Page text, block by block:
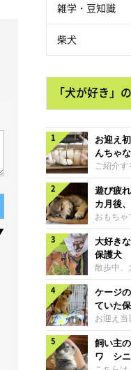
雑学・豆知識
柴犬
「犬が好き」
お迎え
んちゃ
コ“コー
長！
ご紹介す
＠
シュ・コ
ん。今年
んですが
したので
成長を飼
ゃんの成
日後の神
ちゃんの
い主さん
るような
遊び疲
カ月後
に成長！
おもちゃ
犬。あれ
まな変化
び疲れて
疲れた様
するの
時、生後
は、な
された一
族と一緒
くさん遊
めたそ
大好き
保護犬
じる表
散歩中、
そうな表
な姿に、
す。大好
くん妹さ
表情を見
影）。
Twitter）
ケージ
ていた
を克服
お迎え当
野犬の保
だったこ
り添う姿
飼い主
ワ シニ